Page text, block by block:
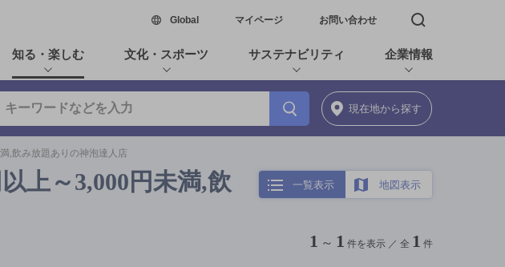
Global新しいウィンドウで開く
マイページ お問い合わせ 検索窓を開く
知る・楽しむ 文化・スポーツ サステナビリティ 企業情報
現在地から探す
,飲み放題ありの神泡達人店
上～3,000円未満,飲
一覧表示 地図表示
1 ～ 1 件を表示 ／ 全 1 件